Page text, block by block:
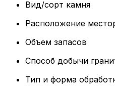
Вид/сорт камня
Расположение
Объем запасов
Способ добычи
Тип и форма